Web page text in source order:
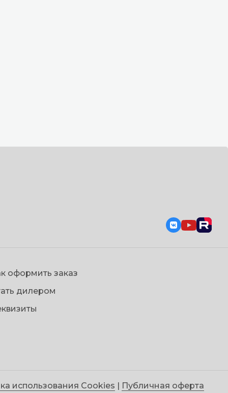
оформить заказ
дилером
использования Cookies | Публичная оферта